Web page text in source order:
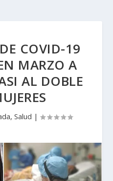
COVID-19
MARZO A
AL DOBLE
, Salud |